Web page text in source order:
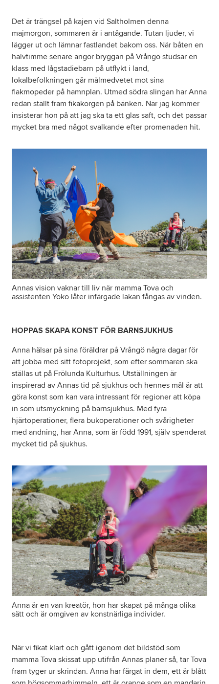
Det är trängsel på kajen vid Saltholmen denna
majmorgon, sommaren är i antågande. Tutan ljuder, vi
lägger ut och lämnar fastlandet bakom oss. När båten en
halvtimme senare angör bryggan på Vrångö studsar en
klass med lågstadiebarn på utflykt i land,
lokalbefolkningen går målmedvetet mot sina
flakmopeder på hamnplan. Utmed södra slingan har Anna
redan ställt fram fikakorgen på bänken. När jag kommer
insisterar hon på att jag ska ta ett glas saft, och det passar
mycket bra med något svalkande efter promenaden hit.
Annas vision vaknar till liv när mamma Tova och
assistenten Yoko låter infärgade lakan fångas av vinden.
HOPPAS SKAPA KONST FÖR BARNSJUKHUS
Anna hälsar på sina föräldrar på Vrångö några dagar för
att jobba med sitt fotoprojekt, som efter sommaren ska
ställas ut på Frölunda Kulturhus. Utställningen är
inspirerad av Annas tid på sjukhus och hennes mål är att
göra konst som kan vara intressant för regioner att köpa
in som utsmyckning på barnsjukhus. Med fyra
hjärtoperationer, flera bukoperationer och svårigheter
med andning, har Anna, som är född 1991, själv spenderat
mycket tid på sjukhus.
Anna är en van kreatör, hon har skapat på många olika
sätt och är omgiven av konstnärliga individer.
När vi fikat klart och gått igenom det bildstöd som
mamma Tova skissat upp utifrån Annas planer så, tar Tova
fram tyger ur skrindan. Anna har färgat in dem, ett är blått